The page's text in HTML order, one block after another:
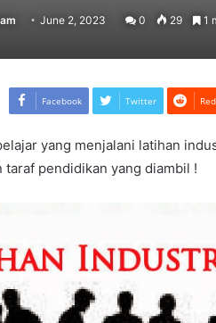
June 2, 2023 0 29 1
Facebook Twitter
yang menjalani latihan
pendidikan yang diambil !